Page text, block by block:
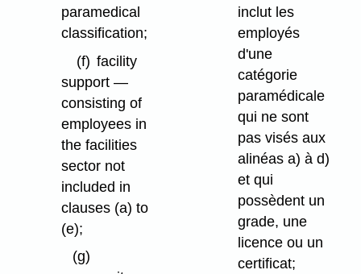
paramedical
classification;
(f) facility
support —
consisting of
employees in
the facilities
sector not
included in
clauses (a) to
(e);
(g)
inclut les
employés
d'une
catégorie
paramédicale
qui ne sont
pas visés aux
alinéas a) à d)
et qui
possèdent un
grade, une
licence ou un
certificat;